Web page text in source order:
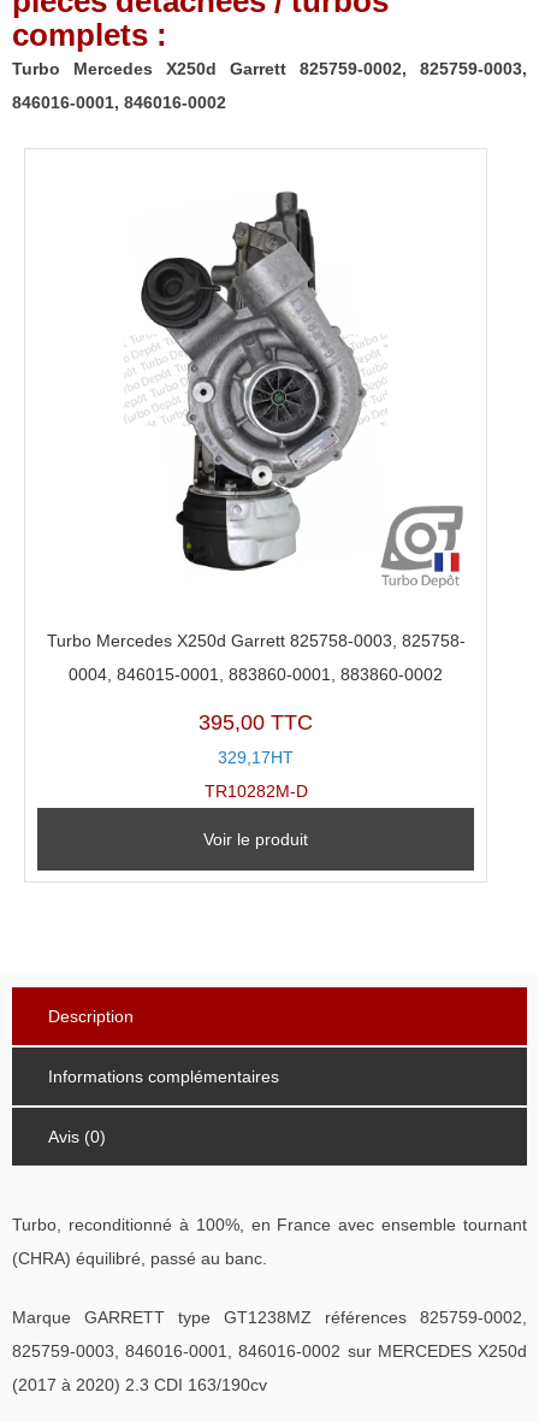
complets :
Turbo Mercedes X250d Garrett 825759-0002, 825759-0003,
846016-0001, 846016-0002
Turbo Mercedes X250d Garrett 825758-0003, 825758-
0004, 846015-0001, 883860-0001, 883860-0002
395,00 TTC
329,17HT
TR10282M-D
Voir le produit
Description
Informations complémentaires
Avis (0)
Turbo, reconditionné à 100%, en France avec ensemble tournant
(CHRA) équilibré, passé au banc.
Marque GARRETT type GT1238MZ références 825759-0002,
825759-0003, 846016-0001, 846016-0002 sur MERCEDES X250d
(2017 à 2020) 2.3 CDI 163/190cv